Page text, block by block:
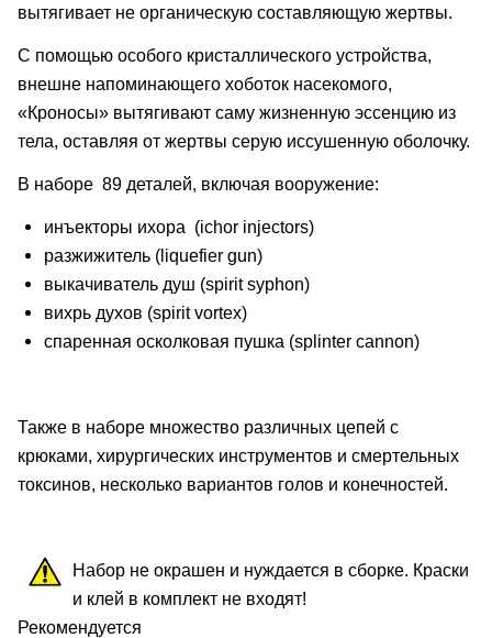
вытягивает не органическую составляющую жертвы.
С помощью особого кристаллического устройства,
внешне напоминающего хоботок насекомого,
«Кроносы» вытягивают саму жизненную эссенцию из
тела, оставляя от жертвы серую иссушенную оболочку.
В наборе 89 деталей, включая вооружение:
инъекторы ихора (ichor injectors)
разжижитель (liquefier gun)
выкачиватель душ (spirit syphon)
вихрь духов (spirit vortex)
спаренная осколковая пушка (splinter cannon)
Также в наборе множество различных цепей с
крюками, хирургических инструментов и смертельных
токсинов, несколько вариантов голов и конечностей.
Набор не окрашен и нуждается в сборке. Краски
и клей в комплект не входят!
Рекомендуется